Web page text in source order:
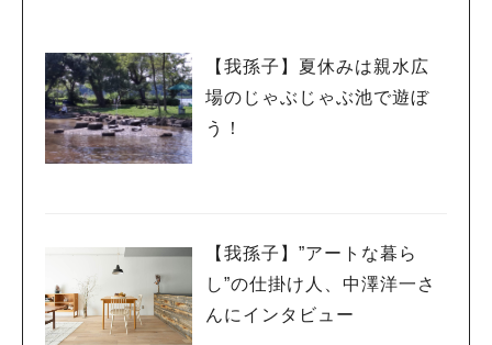
【我孫子】夏休みは親水広
場のじゃぶじゃぶ池で遊ぼ
う！
【我孫子】”アートな暮ら
し”の仕掛け人、中澤洋一さ
んにインタビュー